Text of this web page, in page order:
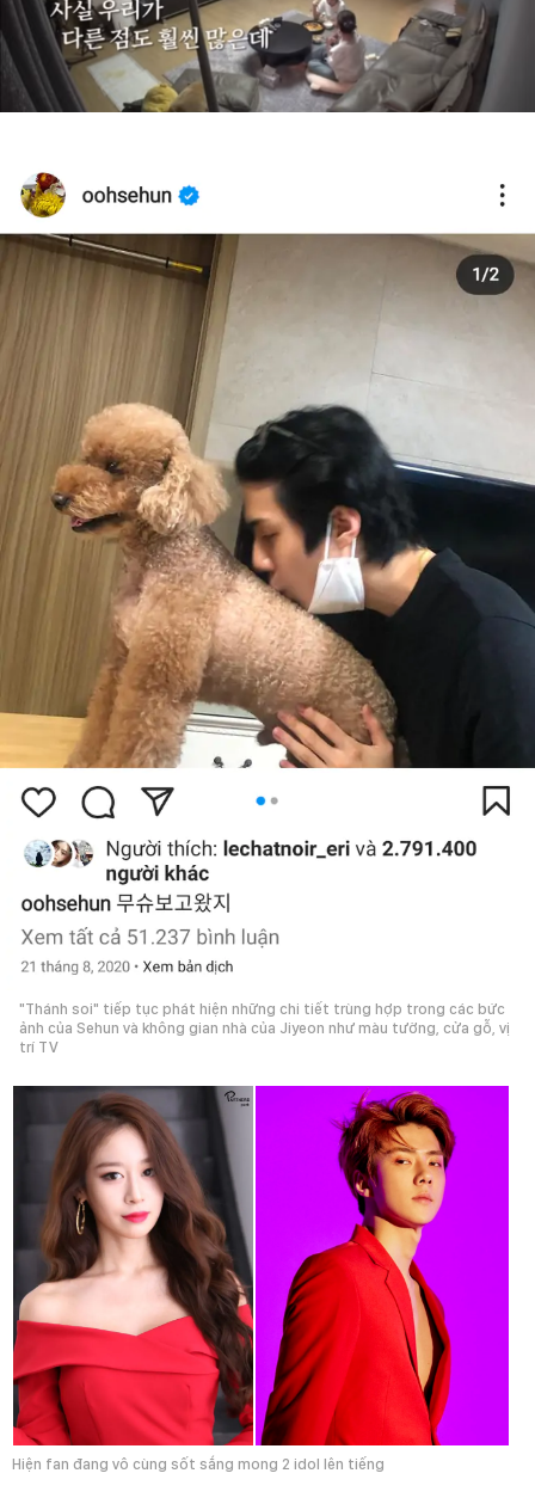
"Thánh soi" tiếp tục phát hiện những chi tiết trùng hợp trong các bức
ảnh của Sehun và không gian nhà của Jiyeon như màu tường, cửa gỗ, vị
trí TV
Hiện fan đang vô cùng sốt sắng mong 2 idol lên tiếng